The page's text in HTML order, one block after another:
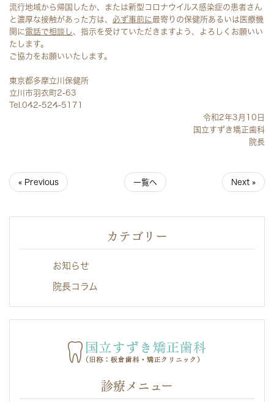
流行地域から帰国したか、または新型コロナウイルス感染症の患者さん
と濃厚な接触があった方は、 必ず事前に最寄りの保健所あるいは医療機
関に電話で相談し、指示を受けていただきますよう、よろしくお願いい
たします。
ご協力をお願いいたします。
東京都多摩立川保健所
立川市羽衣町2-63
Tel.042-524-5171
令和2年3月10日
国立すずき矯正歯科
院長
« Previous 一覧へ Next »
カテゴリー
お知らせ
院長コラム
診療メニュー